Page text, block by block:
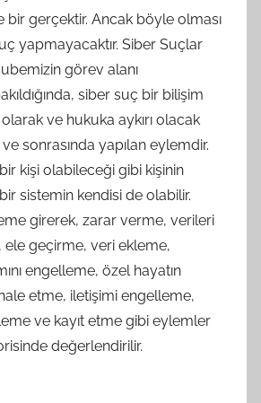
bir gerçektir. Ancak böyle olması
yapmayacaktır. Siber Suçlar
görev alanı
siber suç bir bilişim
ve hukuka aykırı olacak
sonrasında yapılan eylemdir.
kişi olabileceği gibi kişinin
sistemin kendisi de olabilir.
girerek, zarar verme, verileri
ele geçirme, veri ekleme,
engelleme, özel hayatın
etme, iletişimi engelleme,
ve kayıt etme gibi eylemler
değerlendirilir.